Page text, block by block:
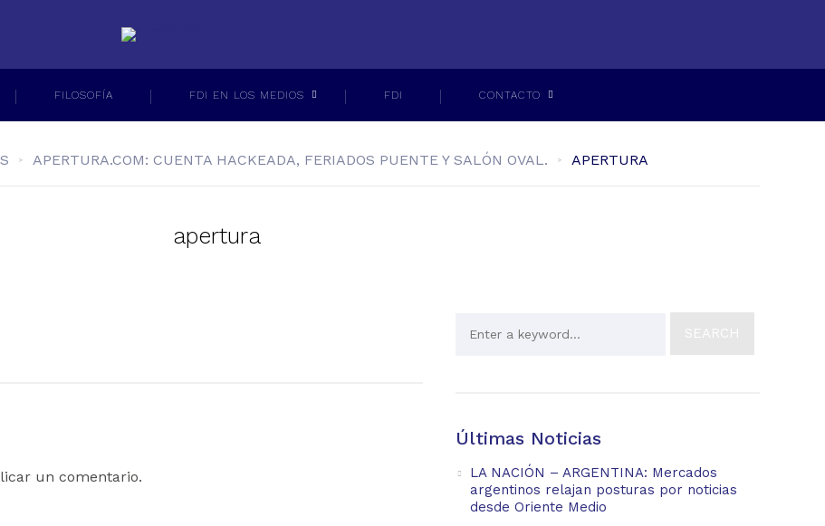
FILOSOFÍA FDI EN LOS MEDIOS FDI CONTACTO
APERTURA.COM: CUENTA HACKEADA, FERIADOS PUENTE Y SALÓN OVAL. APERTURA
apertura
un comentario.
Últimas Noticias
LA NACIÓN – ARGENTINA: Mercados
argentinos relajan posturas por noticias
desde Oriente Medio